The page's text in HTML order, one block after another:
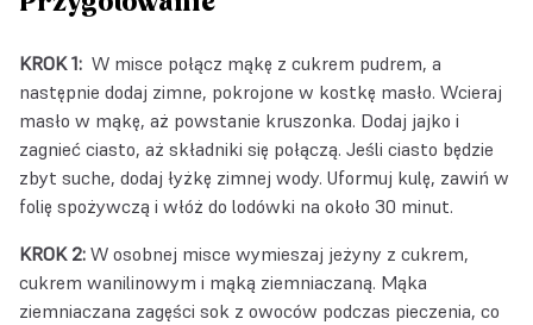
KROK 1: W misce połącz mąkę z cukrem pudrem, a
następnie dodaj zimne, pokrojone w kostkę masło. Wcieraj
masło w mąkę, aż powstanie kruszonka. Dodaj jajko i
zagnieć ciasto, aż składniki się połączą. Jeśli ciasto będzie
zbyt suche, dodaj łyżkę zimnej wody. Uformuj kulę, zawiń w
folię spożywczą i włóż do lodówki na około 30 minut.
KROK 2: W osobnej misce wymieszaj jeżyny z cukrem,
cukrem wanilinowym i mąką ziemniaczaną. Mąka
ziemniaczana zagęści sok z owoców podczas pieczenia, co